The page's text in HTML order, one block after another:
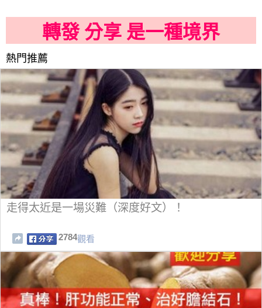
轉發 分享 是一種境界
熱門推薦
走得太近是一場災難（深度好文）！
2784觀看